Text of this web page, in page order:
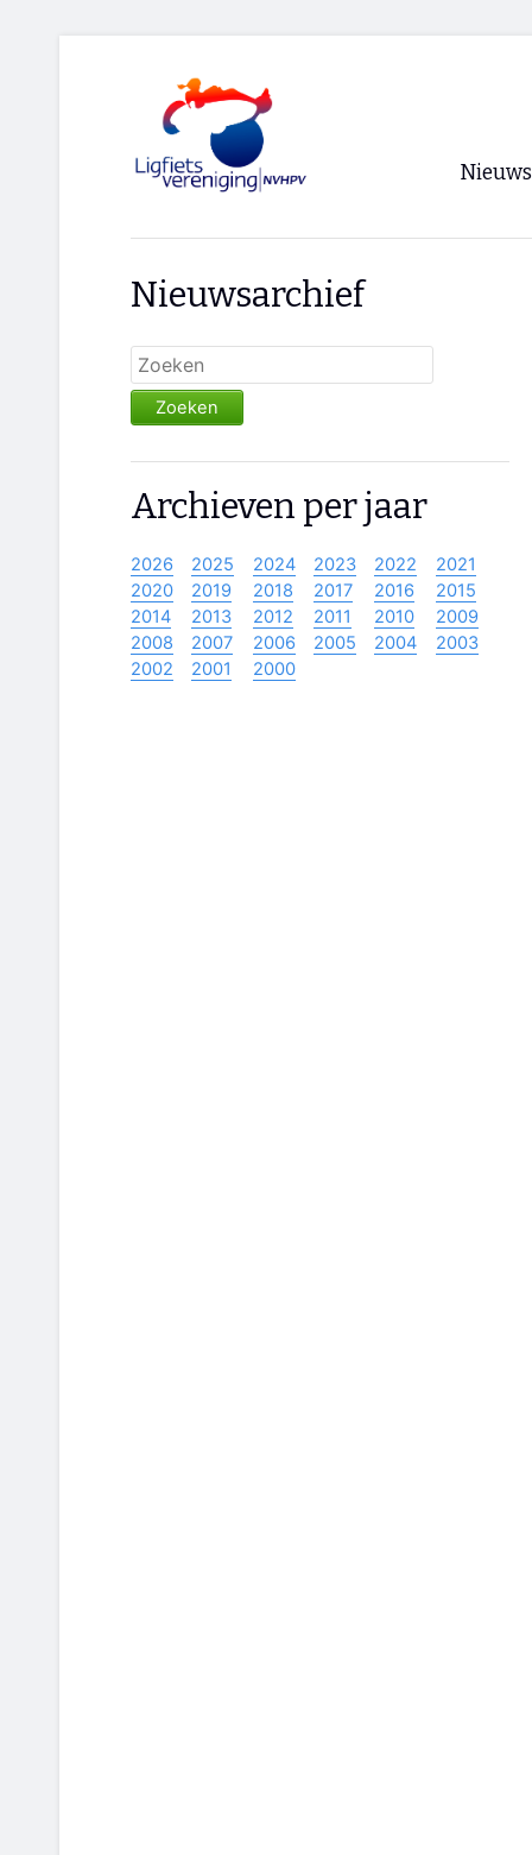
Nieuws
Nieuwsarchief
Zoeken
Archieven per jaar
2026 2025 2024 2023 2022
2021
2020
2019 2018 2017 2016
2015
2014
2013 2012 2011 2010
2009
2008
2007 2006 2005 2004
2003
2002
2001 2000